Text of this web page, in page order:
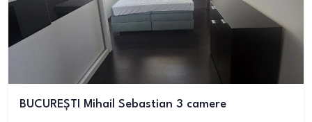
BUCUREȘTI Mihail Sebastian 3 camere